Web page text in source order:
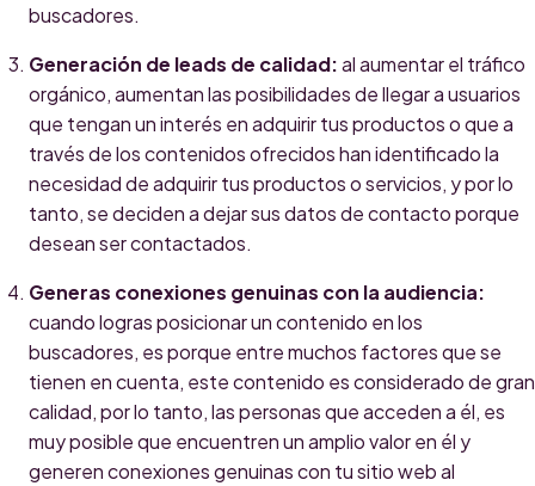
buscadores.
Generación de leads de calidad:al aumentar el tráfico
orgánico, aumentan las posibilidades de llegar a usuarios
que tengan un interés en adquirir tus productos o que a
través de los contenidos ofrecidos han identificado la
necesidad de adquirir tus productos o servicios, y por lo
tanto, se deciden a dejar sus datos de contacto porque
desean ser contactados.
Generas conexiones genuinas con la audiencia:
cuando logras posicionar un contenido en los
buscadores, es porque entre muchos factores que se
tienen en cuenta, este contenido es considerado de gran
calidad, por lo tanto, las personas que acceden a él, es
muy posible que encuentren un amplio valor en él y
generen conexiones genuinas con tu sitio web al